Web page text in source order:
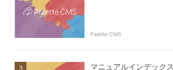
Palette CMS
マニュアルインデック